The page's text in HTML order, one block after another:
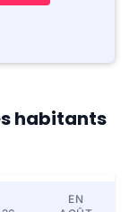
habitants
EN